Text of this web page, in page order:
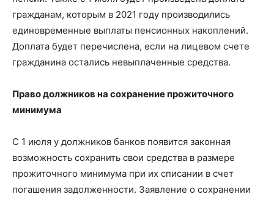
гражданам, которым в 2021 году производились
единовременные выплаты пенсионных накоплений.
Доплата будет перечислена, если на лицевом счете
гражданина остались невыплаченные средства.
Право должников на сохранение прожиточного
минимума
С 1 июля у должников банков появится законная
возможность сохранить свои средства в размере
прожиточного минимума при их списании в счет
погашения задолженности. Заявление о сохранении